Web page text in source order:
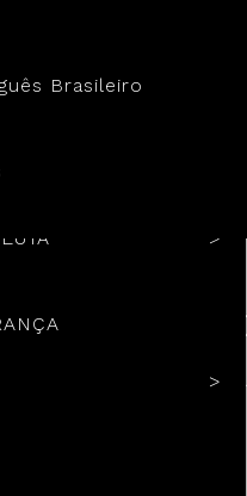
Brasileiro